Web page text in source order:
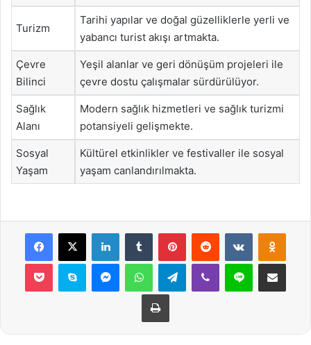
Turizm
Tarihi yapılar ve doğal güzelliklerle yerli ve
yabancı turist akışı artmakta.
Çevre
Bilinci
Yeşil alanlar ve geri dönüşüm projeleri ile
çevre dostu çalışmalar sürdürülüyor.
Sağlık
Alanı
Modern sağlık hizmetleri ve sağlık turizmi
potansiyeli gelişmekte.
Sosyal
Yaşam
Kültürel etkinlikler ve festivaller ile sosyal
yaşam canlandırılmakta.
Facebook
X LinkedInTumblr PinterestReddit VKontakte
Pocket Skype MessengerWhatsAppTelegramViber Line E-Posta ile
Yazdır